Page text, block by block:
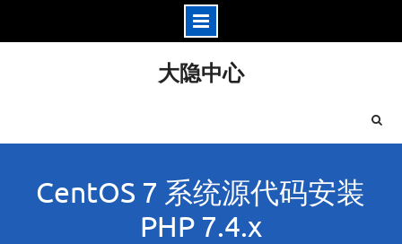
大隐中心
CentOS 7 系统源代码安装
PHP 7.4.x